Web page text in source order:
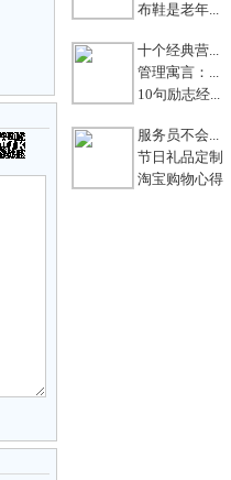
布鞋是老年...
十个经典营...
管理寓言：...
10句励志经...
服务员不会...
节日礼品定制
淘宝购物心得